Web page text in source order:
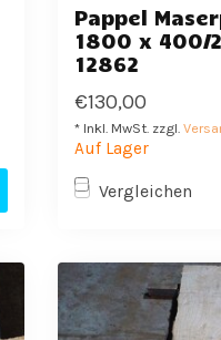
Pappel
1800 x 400/
12862
€130,00
* Inkl. MwSt. zzgl.
Auf Lager
Vergleichen